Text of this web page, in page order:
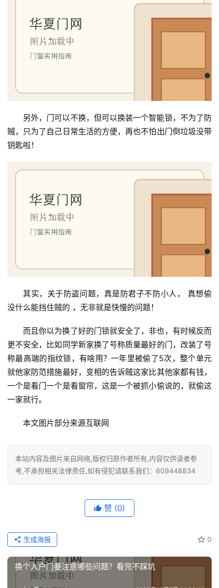
装
装
维
修
门
另外，门可以不换，但可以换装一个智能锁，不为了防
贼，只为了自己日常生活的方便，再也不怕出门倒垃圾没带
钥匙啦！
其实，关于防盗问题，真是防君子不防小人， 真想偷
没什么能挡住贼的 ，无非就是快慢的问题！
而且你以为换了好的门锁就安全了，非也，有时候反而
更不安全，比如同学新家换了号称质量最好的门，改装了号
称最高端的指纹锁，有啥用？一年里被偷了5次，整个单元
就他家防范措施最好，变相的告诉贼这家比其他家都有钱，
一个是看门一个是看窗帘，这是一个被抓小偷说的，就偷这
一家就行。
本文图片部分来源互联网
本站内容及图片来自网络,版权归原作者所有,内容仅供读者参
考,不承担相关法律责任,如有侵犯请联系我们：609448834
赞 (0)
0
生成海报
换个入户门要注意哪些问题？看完不踩坑